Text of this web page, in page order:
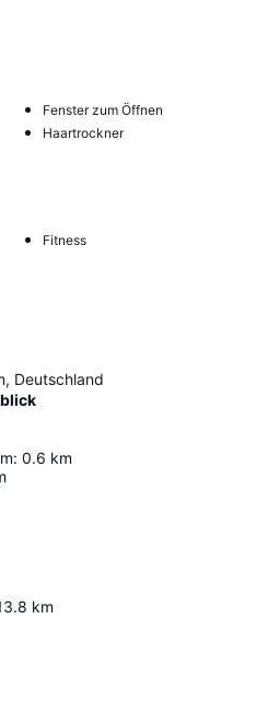
Fenster zum Öffnen
Haartrockner
Fitness
Deutschland
: 0.6 km
km